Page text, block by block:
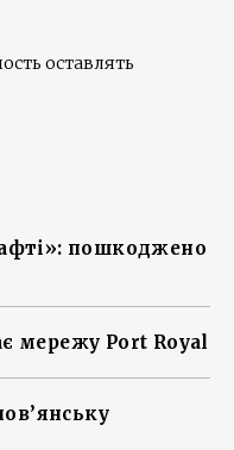
оставлять
пошкоджено
мережу Port Royal